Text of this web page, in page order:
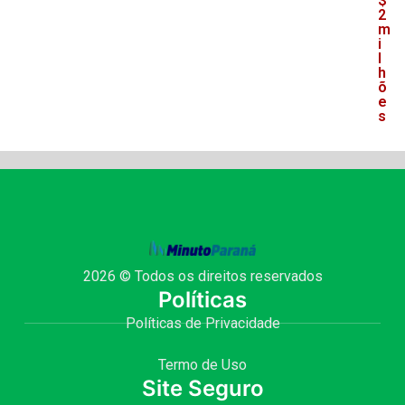
2
m
i
h
õ
e
s
2026 © Todos os direitos reservados
Políticas
Políticas de Privacidade
Termo de Uso
Site Seguro